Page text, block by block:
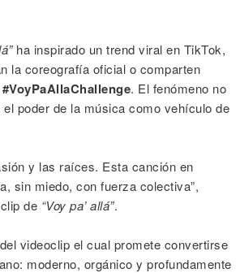
ha inspirado un trend viral en TikTok,
la coreografía oficial o comparten
#VoyPaAllaChallenge. El fenómeno no
poder de la música como vehículo de
y las raíces. Esta canción en
sin miedo, con fuerza colectiva”,
de “Voy pa’ allá”.
videoclip el cual promete convertirse
moderno, orgánico y profundamente